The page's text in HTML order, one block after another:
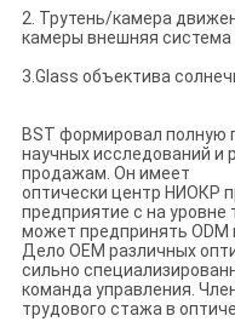
2. Трутень/камера
камеры внешняя система
3.Glass объектива
BST формировал
научных исследований и
продажам. Он имеет
оптически центр НИОКР
предприятие с на
может предпринять ODM
Дело OEM различных
сильно
команда управления.
трудового стажа в